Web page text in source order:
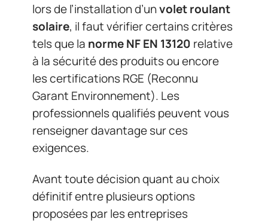
lors de l’installation d’unvolet roulant
solaire, il faut vérifier certains critères
tels que la norme NF EN 13120 relative
à la sécurité des produits ou encore
les certifications RGE (Reconnu
Garant Environnement). Les
professionnels qualifiés peuvent vous
renseigner davantage sur ces
exigences.
Avant toute décision quant au choix
définitif entre plusieurs options
proposées par les entreprises